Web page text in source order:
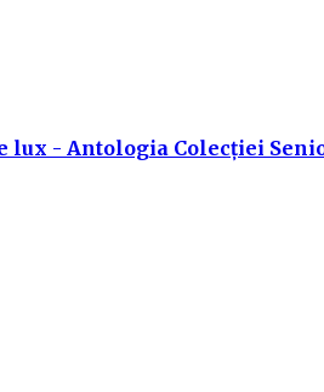
lux - Antologia Colecției